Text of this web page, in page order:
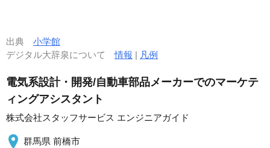
出典 小学館
デジタル大辞泉について情報 | 凡例
電気系設計・開発/自動車部品メーカーでのマーケテ
ィングアシスタント
株式会社スタッフサービス エンジニアガイド
群馬県 前橋市